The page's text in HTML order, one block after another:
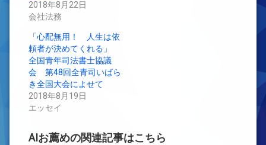
ド
ウ
で
き
ま
す)
さ
い
ィ
ン
ド
ウ
で
開
き
ま
2018年8月22日
会社法務
「心配無用！ 人生は依
頼者が決めてくれる」
全国青年司法書士協議
会 第48回全青司いばら
き全国大会によせて
2018年8月19日
エッセイ
AIお薦めの関連記事はこちら